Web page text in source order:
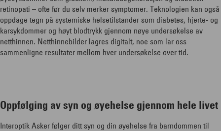
retinopati – ofte før du selv merker symptomer. Teknologien kan også
oppdage tegn på systemiske helsetilstander som diabetes, hjerte- og
karsykdommer og høyt blodtrykk gjennom nøye undersøkelse av
netthinnen. Netthinnebilder lagres digitalt, noe som lar oss
sammenligne resultater mellom hver undersøkelse over tid.
Oppfølging av syn og øyehelse gjennom hele livet
Interoptik Asker følger ditt syn og din øyehelse fra barndommen til